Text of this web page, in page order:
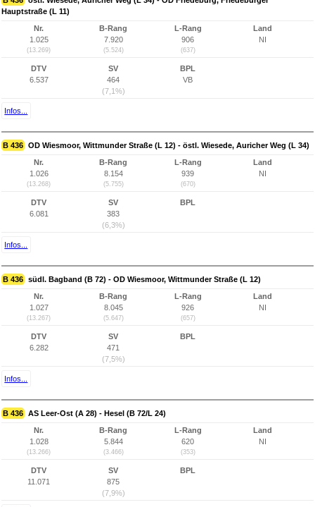
Hauptstraße (L 11)
Nr.
1.025
(13.269)
B-Rang
7.920
(5.524)
L-Rang
906
(637)
Land
NI
DTV
6.537
SV
464
(7,1%)
BPL
VB
Infos...
B 436 OD Wiesmoor, Wittmunder Straße (L 12) - östl. Wiesede, Auricher Weg (L 34)
Nr.
1.026
(13.268)
B-Rang
8.154
(5.755)
L-Rang
939
(670)
Land
NI
DTV
6.081
SV
383
(6,3%)
BPL
Infos...
B 436 südl. Bagband (B 72) - OD Wiesmoor, Wittmunder Straße (L 12)
Nr.
1.027
(13.267)
B-Rang
8.045
(5.647)
L-Rang
926
(657)
Land
NI
DTV
6.282
SV
471
(7,5%)
BPL
Infos...
B 436 AS Leer-Ost (A 28) - Hesel (B 72/L 24)
Nr.
1.028
(13.266)
B-Rang
5.844
(3.466)
L-Rang
620
(353)
Land
NI
DTV
11.071
SV
875
(7,9%)
BPL